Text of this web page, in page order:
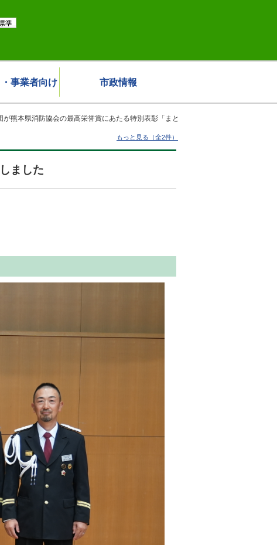
事業者向け 市政情報
熊本県消防協会の最高栄誉賞にあたる特別表彰「まと
もっと見る（全2件）
ました